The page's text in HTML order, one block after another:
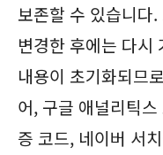
보존할 수 있습니다
변경한 후에는 다시
내용이 초기화되므
어, 구글 애널리틱
증 코드, 네이버 서